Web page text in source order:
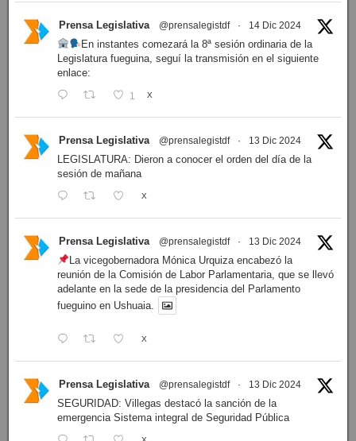
Prensa Legislativa @prensalegistdf · 14 Dic 2024
En instantes comezará la 8ª sesión ordinaria de la
Legislatura fueguina, seguí la transmisión en el siguiente
enlace:
1 X
Prensa Legislativa @prensalegistdf · 13 Dic 2024
LEGISLATURA: Dieron a conocer el orden del día de la
sesión de mañana
X
Prensa Legislativa @prensalegistdf · 13 Dic 2024
La vicegobernadora Mónica Urquiza encabezó la
reunión de la Comisión de Labor Parlamentaria, que se llevó
adelante en la sede de la presidencia del Parlamento
fueguino en Ushuaia.
X
Prensa Legislativa @prensalegistdf · 13 Dic 2024
SEGURIDAD: Villegas destacó la sanción de la
emergencia Sistema integral de Seguridad Pública